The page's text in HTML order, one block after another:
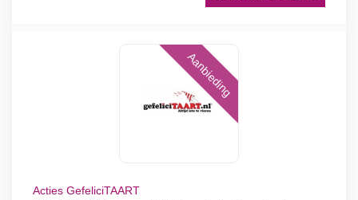
Aanbieding
Acties GefeliciTAART